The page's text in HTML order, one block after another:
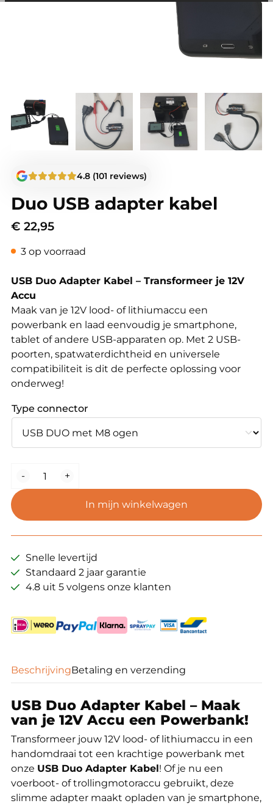
Duo USB adapter kabel
€ 22,95
3 op voorraad
USB Duo Adapter Kabel – Transformeer je 12V
Accu
Maak van je 12V lood- of lithiumaccu een
powerbank en laad eenvoudig je smartphone,
tablet of andere USB-apparaten op. Met 2 USB-
poorten, spatwaterdichtheid en universele
compatibiliteit is dit de perfecte oplossing voor
onderweg!
Type connector
-
adapter
kabel
+
In mijn winkelwagen
4.8 (101 reviews)
Snelle levertijd
Standaard 2 jaar garantie
4.8 uit 5 volgens onze klanten
BeschrijvingBetaling en verzending
USB Duo Adapter Kabel – Maak
van je 12V Accu een Powerbank!
Transformeer jouw 12V lood- of lithiumaccu in een
handomdraai tot een krachtige powerbank met
onze USB Duo Adapter Kabel! Of je nu een
voerboot- of trollingmotoraccu gebruikt, deze
slimme adapter maakt opladen van je smartphone,